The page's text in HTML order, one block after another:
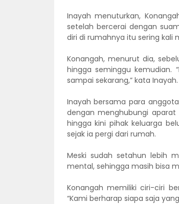
Inayah menuturkan,
setelah bercerai dengan
diri di rumahnya itu sering kali
Konangah, menurut dia,
hingga seminggu kemudian.
sampai sekarang,” kata Inayah.
Inayah bersama para
dengan menghubungi
hingga kini pihak keluarga
sejak ia pergi dari rumah.
Meski sudah setahun lebih
mental, sehingga masih bisa
Konangah memiliki ciri-ciri
“Kami berharap siapa saja